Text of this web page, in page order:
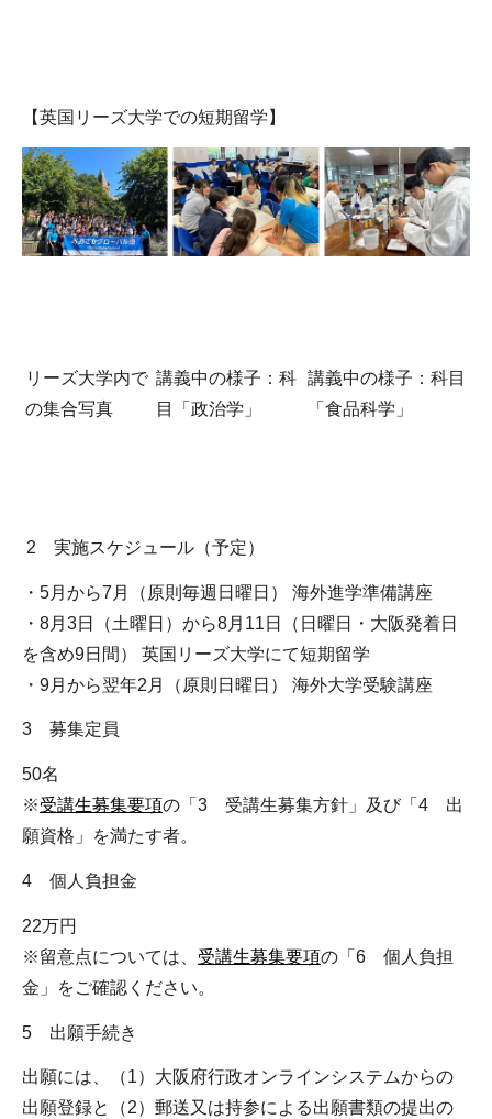
【英国リーズ大学での短期留学】
リーズ大学内で
の集合写真
講義中の様子：科
目「政治学」
講義中の様子：科目
「食品科学」
2 実施スケジュール（予定）
・5月から7月（原則毎週日曜日） 海外進学準備講座
・8月3日（土曜日）から8月11日（日曜日・大阪発着日
を含め9日間） 英国リーズ大学にて短期留学
・9月から翌年2月（原則日曜日） 海外大学受験講座
3 募集定員
50名
※受講生募集要項の「3 受講生募集方針」及び「4 出
願資格」を満たす者。
4 個人負担金
22万円
※留意点については、 受講生募集要項の「6 個人負担
金」をご確認ください。
5 出願手続き
出願には、（1）大阪府行政オンラインシステムからの
出願登録と（2）郵送又は持参による出願書類の提出の